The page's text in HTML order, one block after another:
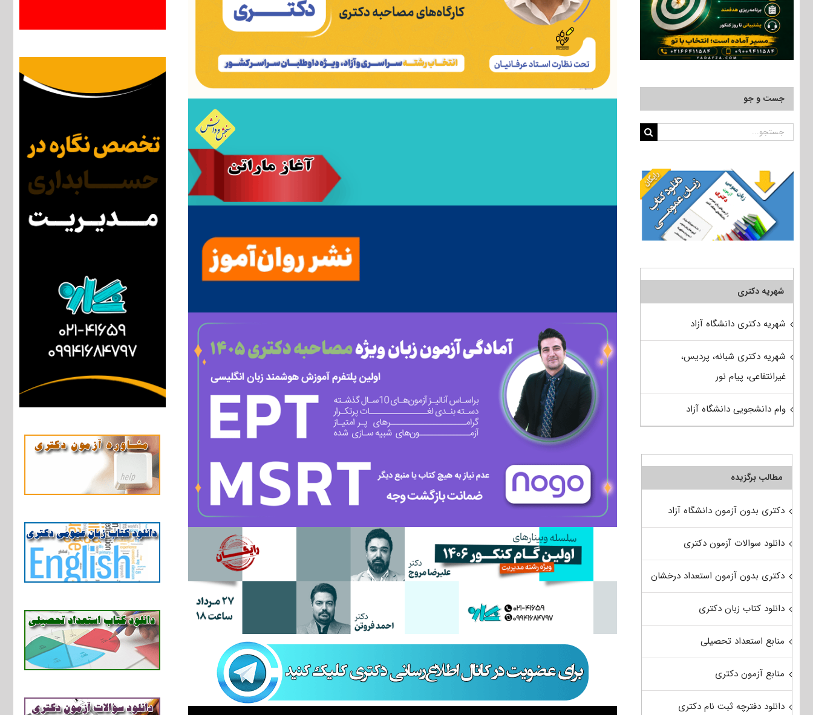
جست و جو
جستجو
شهریه دکتری
شهریه دکتری دانشگاه آزاد
شهریه دکتری شبانه، پردیس،
غیرانتفاعی، پیام نور
وام دانشجویی دانشگاه آزاد
مطالب برگزیده
دکتری بدون آزمون دانشگاه آزاد
دانلود سوالات آزمون دکتری
دکتری بدون آزمون استعداد درخشان
دانلود کتاب زبان دکتری
منابع استعداد تحصیلی
منابع آزمون دکتری
دانلود دفترچه ثبت نام دکتری